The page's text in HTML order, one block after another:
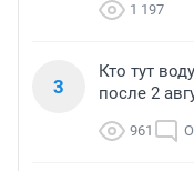
1 197
3
Кто тут
после 2
961